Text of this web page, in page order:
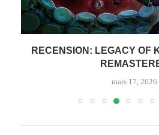
RECENSION: LEGACY OF
mars 17, 2026